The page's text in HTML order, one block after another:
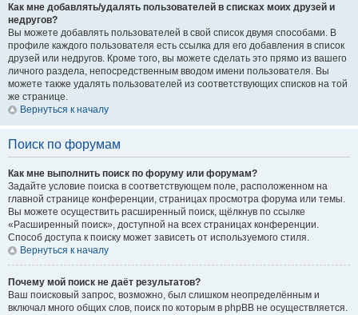
Как мне добавлять/удалять пользователей в списках моих друзей и
недругов?
Вы можете добавлять пользователей в свой список двумя способами. В
профиле каждого пользователя есть ссылка для его добавления в список
друзей или недругов. Кроме того, вы можете сделать это прямо из вашего
личного раздела, непосредственным вводом имени пользователя. Вы
можете также удалять пользователей из соответствующих списков на той
же странице.
Вернуться к началу
Поиск по форумам
Как мне выполнить поиск по форуму или форумам?
Задайте условие поиска в соответствующем поле, расположенном на
главной странице конференции, страницах просмотра форума или темы.
Вы можете осуществить расширенный поиск, щёлкнув по ссылке
«Расширенный поиск», доступной на всех страницах конференции.
Способ доступа к поиску может зависеть от используемого стиля.
Вернуться к началу
Почему мой поиск не даёт результатов?
Ваш поисковый запрос, возможно, был слишком неопределённым и
включал много общих слов, поиск по которым в phpBB не осуществляется.